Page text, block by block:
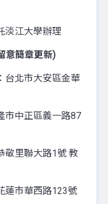
淡江大學辦理
意簡章更新)
北市大安區金華
中正區義一路87
里聯大路1號 教
市華西路123號